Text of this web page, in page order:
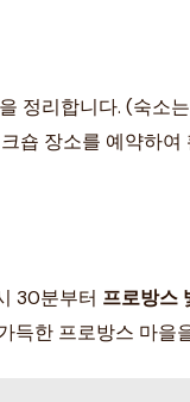
정리합니다. (숙소
숍 장소를 예약하여
30분부터 프로방스
득한 프로방스 마